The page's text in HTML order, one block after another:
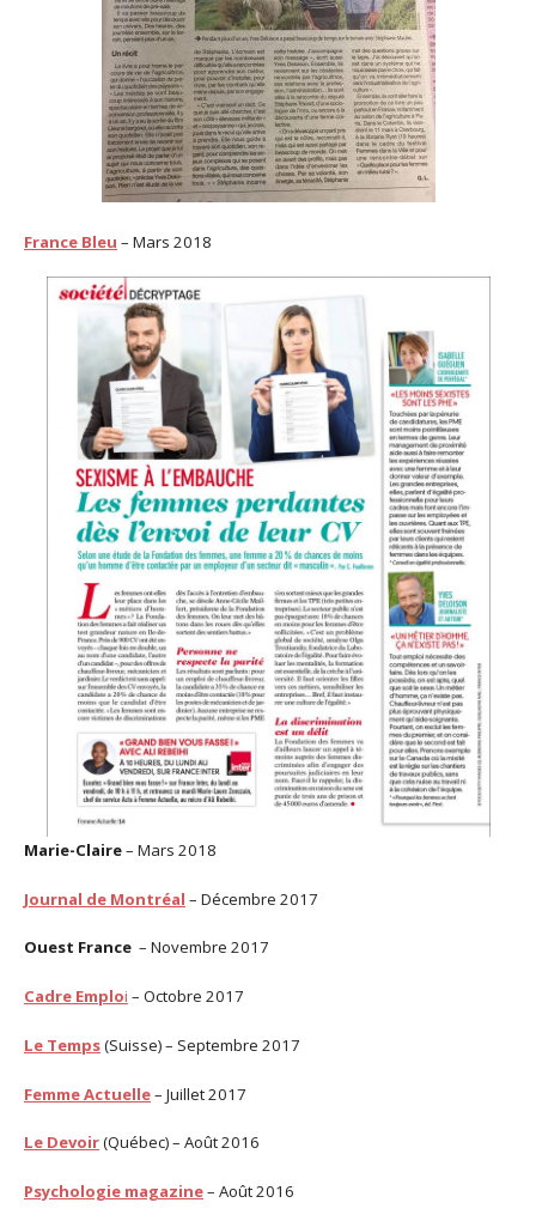
France Bleu – Mars 2018
Marie-Claire– Mars 2018
Journal de Montréal – Décembre 2017
Ouest France – Novembre 2017
Cadre Emploi – Octobre 2017
Le Temps(Suisse) – Septembre 2017
Femme Actuelle– Juillet 2017
Le Devoir(Québec) – Août 2016
Psychologie magazine– Août 2016